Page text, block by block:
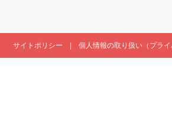
サイトポリシー 個人情報の取り扱い（プライ